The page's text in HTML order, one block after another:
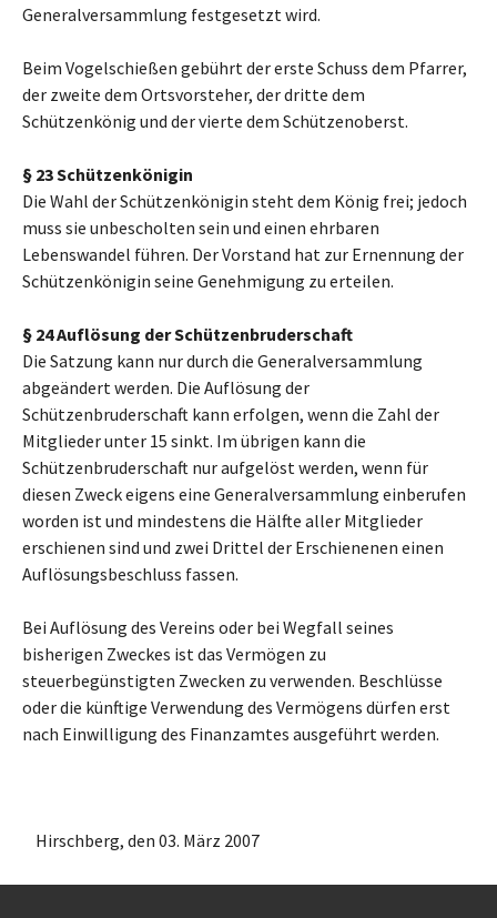
Generalversammlung festgesetzt wird.
Beim Vogelschießen gebührt der erste Schuss dem Pfarrer,
der zweite dem Ortsvorsteher, der dritte dem
Schützenkönig und der vierte dem Schützenoberst.
§ 23 Schützenkönigin
Die Wahl der Schützenkönigin steht dem König frei; jedoch
muss sie unbescholten sein und einen ehrbaren
Lebenswandel führen. Der Vorstand hat zur Ernennung der
Schützenkönigin seine Genehmigung zu erteilen.
§ 24 Auflösung der Schützenbruderschaft
Die Satzung kann nur durch die Generalversammlung
abgeändert werden. Die Auflösung der
Schützenbruderschaft kann erfolgen, wenn die Zahl der
Mitglieder unter 15 sinkt. Im übrigen kann die
Schützenbruderschaft nur aufgelöst werden, wenn für
diesen Zweck eigens eine Generalversammlung einberufen
worden ist und mindestens die Hälfte aller Mitglieder
erschienen sind und zwei Drittel der Erschienenen einen
Auflösungsbeschluss fassen.
Bei Auflösung des Vereins oder bei Wegfall seines
bisherigen Zweckes ist das Vermögen zu
steuerbegünstigten Zwecken zu verwenden. Beschlüsse
oder die künftige Verwendung des Vermögens dürfen erst
nach Einwilligung des Finanzamtes ausgeführt werden.
Hirschberg, den 03. März 2007